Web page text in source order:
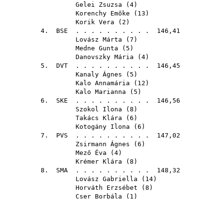
Gelei Zsuzsa ( 4)
Korenchy Emőke ( 13 )
Korik Vera ( 2 )
4. BSE . . . . . . . . . . 146,41
Lovász Márta ( 7 )
Medne Gunta ( 5 )
Danovszky Mária ( 4)
5. DVT . . . . . . . . . . 146,45
Kanaly Ágnes ( 5 )
Kalo Annamária ( 12 )
Kalo Marianna ( 5 )
6. SKE . . . . . . . . . . 146,56
Szokol Ilona ( 8 )
Takács Klára ( 6 )
Kotogány Ilona ( 6 )
7. PVS . . . . . . . . . . 147,02
Zsirmann Ágnes ( 6 )
Mező Éva ( 4)
Krémer Klára ( 8 )
8. SMA . . . . . . . . . . 148,32
Lovász Gabriella ( 14)
Horváth Erzsébet ( 8 )
Cser Borbála ( 1 )